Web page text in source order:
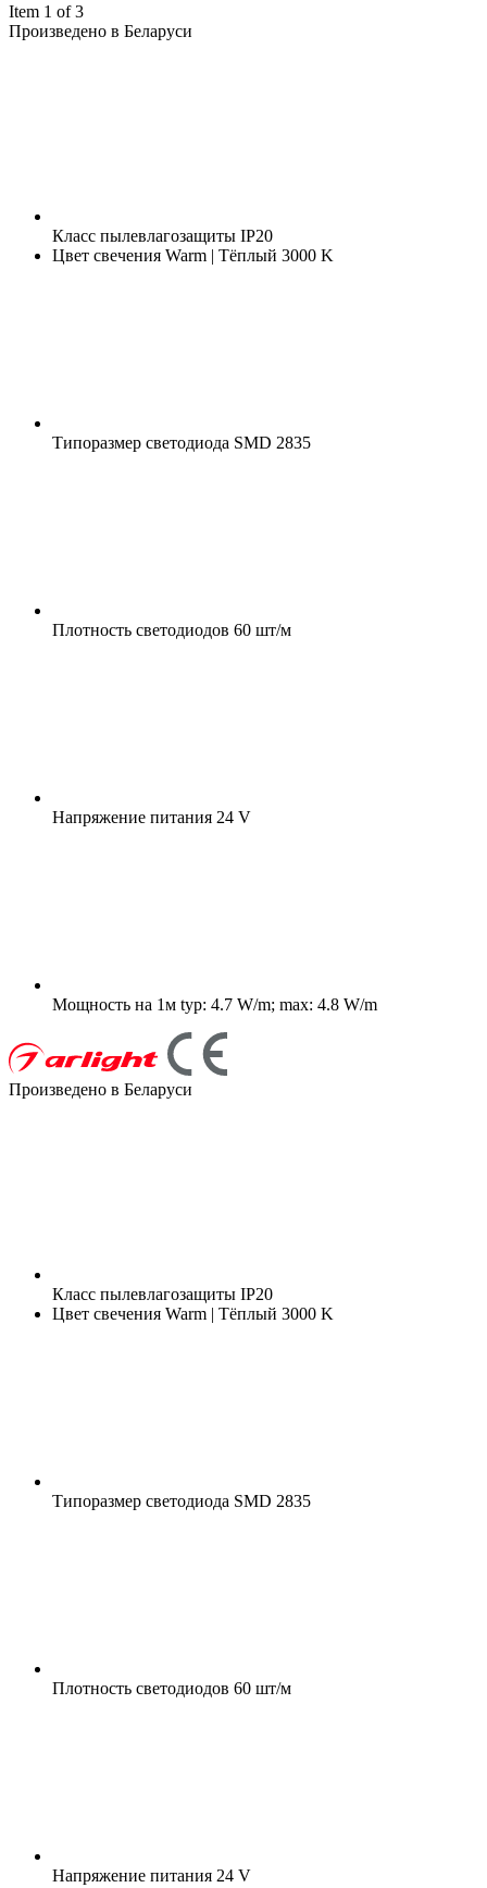
Item 1 of 3
Произведено в Беларуси
Класс пылевлагозащиты IP20
Цвет свечения Warm | Тёплый 3000 K
Типоразмер светодиода SMD 2835
Плотность светодиодов 60 шт/м
Напряжение питания 24 V
Мощность на 1м typ: 4.7 W/m; max: 4.8 W/m
Произведено в Беларуси
Класс пылевлагозащиты IP20
Цвет свечения Warm | Тёплый 3000 K
Типоразмер светодиода SMD 2835
Плотность светодиодов 60 шт/м
Напряжение питания 24 V